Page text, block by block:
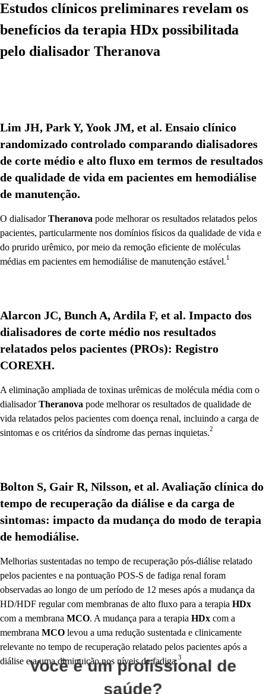
Estudos clínicos preliminares revelam os
benefícios da terapia HDx possibilitada
pelo dialisador Theranova
Lim JH, Park Y, Yook JM, et al. Ensaio clínico
randomizado controlado comparando dialisadores
de corte médio e alto fluxo em termos de resultados
de qualidade de vida em pacientes em hemodiálise
de manutenção.
O dialisadorTheranova pode melhorar os resultados relatados pelos
pacientes, particularmente nos domínios físicos da qualidade de vida e
do prurido urêmico, por meio da remoção eficiente de moléculas
médias em pacientes em hemodiálise de manutenção estável.1
Alarcon JC, Bunch A, Ardila F, et al. Impacto dos
dialisadores de corte médio nos resultados
relatados pelos pacientes (PROs): Registro
COREXH.
A eliminação ampliada de toxinas urêmicas de molécula média com o
dialisadorTheranova pode melhorar os resultados de qualidade de
vida relatados pelos pacientes com doença renal, incluindo a carga de
sintomas e os critérios da síndrome das pernas inquietas.2
Bolton S, Gair R, Nilsson, et al. Avaliação clínica do
tempo de recuperação da diálise e da carga de
sintomas: impacto da mudança do modo de terapia
de hemodiálise.
Melhorias sustentadas no tempo de recuperação pós-diálise relatado
pelos pacientes e na pontuação POS-S de fadiga renal foram
observadas ao longo de um período de 12 meses após a mudança da
HD/HDF regular com membranas de alto fluxo para a terapia HDx
com a membrana MCO. A mudança para a terapia HDx com a
membrana MCO levou a uma redução sustentada e clinicamente
relevante no tempo de recuperação relatado pelos pacientes após a
diálise e a uma diminuição nos níveis de fadiga.3
Você é um profissional de
saúde?